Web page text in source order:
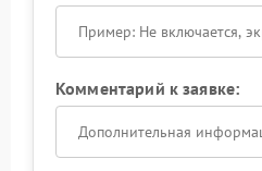
Комментарий к заявке: